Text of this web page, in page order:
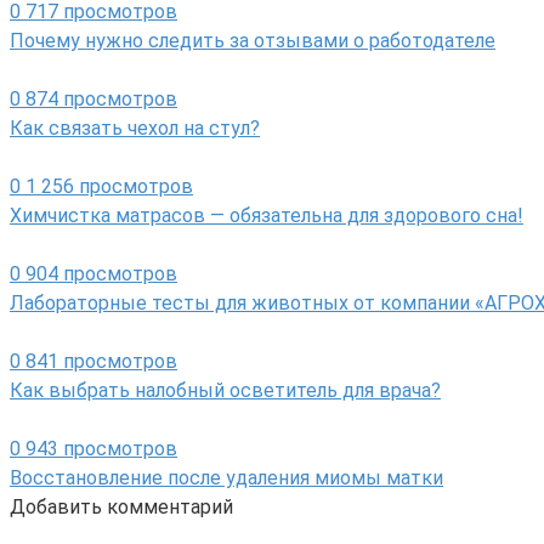
0 717 просмотров
Почему нужно следить за отзывами о работодателе
0 874 просмотров
Как связать чехол на стул?
0 1 256 просмотров
Химчистка матрасов — обязательна для здорового сна!
0 904 просмотров
Лабораторные тесты для животных от компании
0 841 просмотров
Как выбрать налобный осветитель для врача?
0 943 просмотров
Восстановление после удаления миомы матки
Добавить комментарий